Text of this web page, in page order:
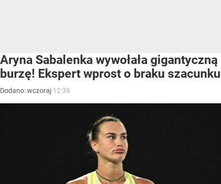
Aryna Sabalenka wywołała gigantyczną
burzę! Ekspert wprost o braku szacunku
Dodano:wczoraj 12:39